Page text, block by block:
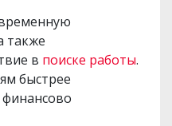
также
в поиске работы.
быстрее
финансово